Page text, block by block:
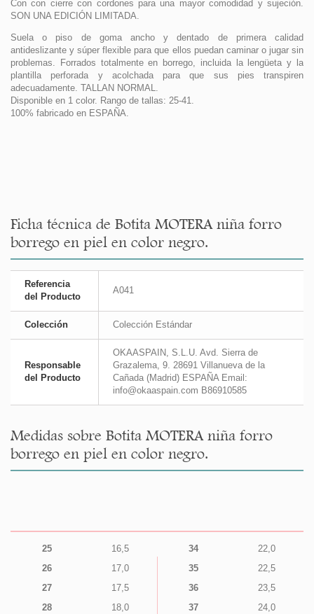
Con con cierre con cordones para una mayor comodidad y sujeción.
SON UNA EDICIÓN LIMITADA.
Suela o piso de goma ancho y dentado de primera calidad
antideslizante y súper flexible para que ellos puedan caminar o jugar sin
problemas. Forrados totalmente en borrego, incluida la lengüeta y la
plantilla perforada y acolchada para que sus pies transpiren
adecuadamente. TALLAN NORMAL.
Disponible en 1 color. Rango de tallas: 25-41.
100% fabricado en ESPAÑA.
Ficha técnica de Botita MOTERA niña forro
borrego en piel en color negro.
Referencia
del Producto
A041
Colección Colección Estándar
Responsable
del Producto
OKAASPAIN, S.L.U. Avd. Sierra de
Grazalema, 9. 28691 Villanueva de la
Cañada (Madrid) ESPAÑA Email:
info@okaaspain.com B86910585
Medidas sobre Botita MOTERA niña forro
borrego en piel en color negro.
25
16,5
26
17,0
27
17,5
28
18,0
34
22,0
35
22,5
36
23,5
37
24,0